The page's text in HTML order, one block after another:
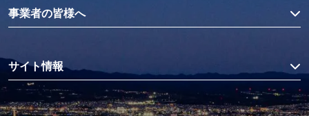
事業者の皆様へ
サイト情報